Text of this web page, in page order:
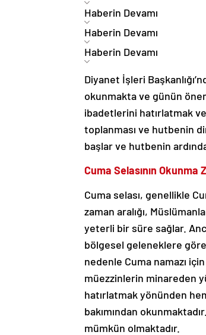
Haberin Devamı
Haberin Devamı
Haberin Devamı
Diyanet İşleri
okunmakta ve günün
ibadetlerini hatırlatmak
toplanması ve hutbenin
başlar ve hutbenin
Cuma Selasının Okunma
Cuma selası, genellikle
zaman aralığı,
yeterli bir süre sağlar.
bölgesel geleneklere
nedenle Cuma namazı
müezzinlerin minareden
hatırlatmak yönünden
bakımından
mümkün olmaktadır.